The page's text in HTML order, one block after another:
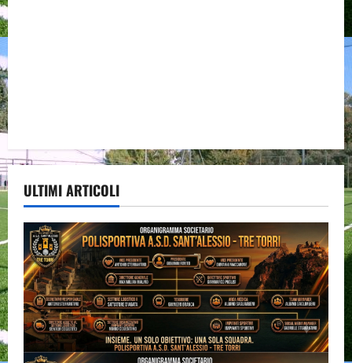
ULTIMI ARTICOLI